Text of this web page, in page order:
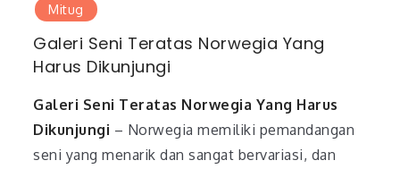
Mitug
Galeri Seni Teratas Norwegia Yang
Harus Dikunjungi
Galeri Seni Teratas Norwegia Yang Harus
Dikunjungi – Norwegia memiliki pemandangan
seni yang menarik dan sangat bervariasi, dan